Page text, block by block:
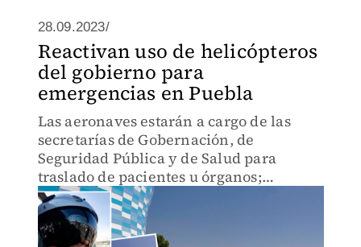
28.09.2023/
Reactivan uso de helicópteros
del gobierno para
emergencias en Puebla
Las aeronaves estarán a cargo de las
secretarías de Gobernación, de
Seguridad Pública y de Salud para
traslado de pacientes u órganos;
patrullaje y vigilancia.